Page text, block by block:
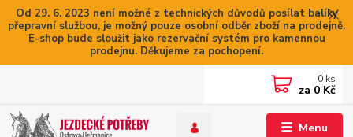
Od 29. 6. 2023 není možné z technických důvodů posílat balíky
přepravní službou, je možný pouze osobní odběr zboží na prodejně.
E-shop bude sloužit jako rezervační systém pro kamennou
prodejnu. Děkujeme za pochopení.
Menu
0 ks
za 0 Kč